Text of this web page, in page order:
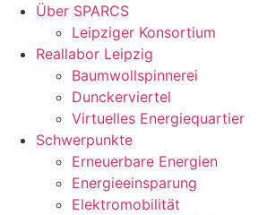
Über SPARCS
Leipziger Konsortium
Reallabor Leipzig
Baumwollspinnerei
Dunckerviertel
Virtuelles Energiequartier
Schwerpunkte
Erneuerbare Energien
Energieeinsparung
Elektromobilität